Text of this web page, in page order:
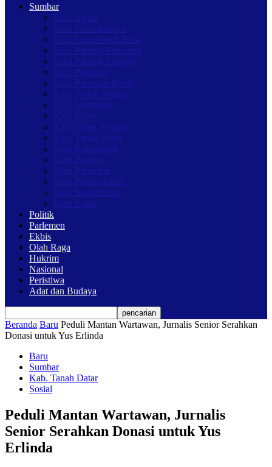
Sumbar
Kab. Agam
Kab. Dharmasraya
Kab. Lima Puluh Kota
Kab. Padang Pariaman
Kota Padang Panjang
Kab. Pasaman
Kab. Pasaman Barat
Kab. Pesisir Selatan
Kab. Sijunjung
Kab. Solok
Kab. Solok Selatan
Kab. Tanah Datar
Kota Bukittinggi
Kota Padang
Kota Pariaman
Kota Payakumbuh
Kota Sawahlunto
Kota Solok
Politik
Parlemen
Ekbis
Olah Raga
Hukrim
Nasional
Peristiwa
Adat dan Budaya
Beranda Baru Peduli Mantan Wartawan, Jurnalis Senior Serahkan
Donasi untuk Yus Erlinda
Baru
Sumbar
Kab. Tanah Datar
Sosial
Peduli Mantan Wartawan, Jurnalis
Senior Serahkan Donasi untuk Yus
Erlinda